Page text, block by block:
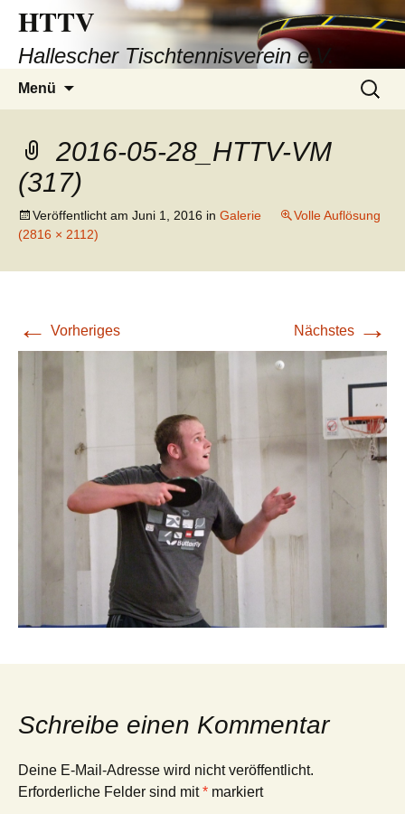
HTTV
Hallescher Tischtennisverein e.V.
Menü
Suchen
nach:
2016-05-28_HTTV-VM
(317)
Veröffentlicht am Juni 1, 2016 in Galerie
Volle Auflösung
(2816 × 2112)
← Vorheriges Nächstes →
Schreibe einen Kommentar
Deine E-Mail-Adresse wird nicht veröffentlicht.
Erforderliche Felder sind mit* markiert